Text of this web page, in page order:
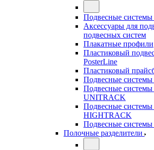
Подвесные
Аксессуары для
подвесных систем
Плакатные профили
Пластиковый
PosterLine
Пластиковый
Подвесные
Подвесные
UNITRACK
Подвесные
HIGHTRACK
Подвесные
Полочные разделители